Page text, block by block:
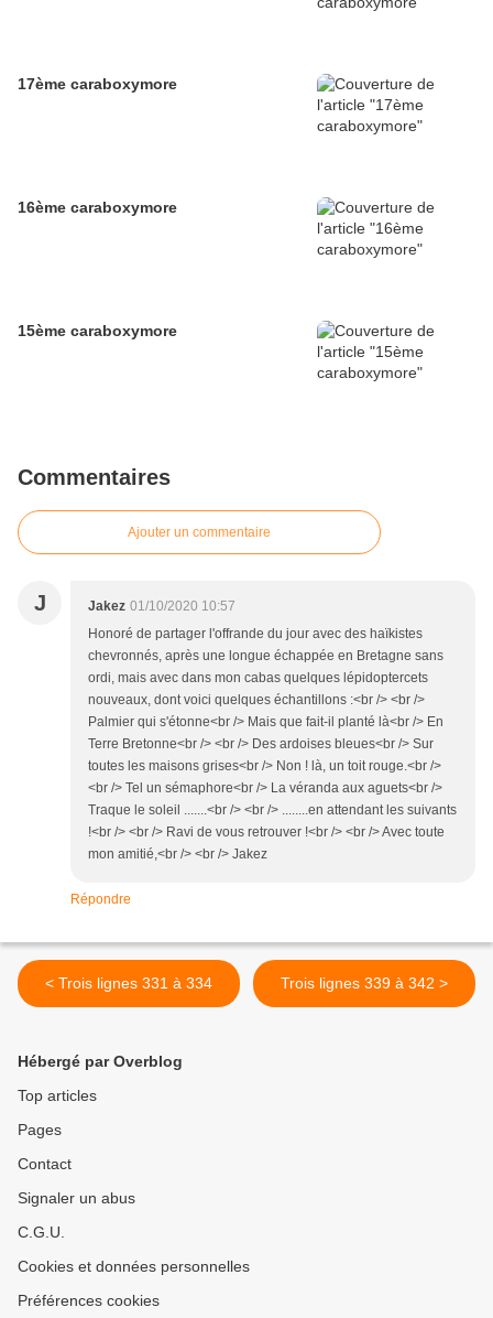
17ème caraboxymore
16ème caraboxymore
15ème caraboxymore
Commentaires
Ajouter un commentaire
J Jakez 01/10/2020 10:57
Honoré de partager l'offrande du jour avec des haïkistes
chevronnés, après une longue échappée en Bretagne sans
ordi, mais avec dans mon cabas quelques lépidoptercets
nouveaux, dont voici quelques échantillons :<br /> <br />
Palmier qui s'étonne<br /> Mais que fait-il planté là<br /> En
Terre Bretonne<br /> <br /> Des ardoises bleues<br /> Sur
toutes les maisons grises<br /> Non ! là, un toit rouge.<br />
<br /> Tel un sémaphore<br /> La véranda aux aguets<br />
Traque le soleil .......<br /> <br /> ........en attendant les suivants
!<br /> <br /> Ravi de vous retrouver !<br /> <br /> Avec toute
mon amitié,<br /> <br /> Jakez
Répondre
< Trois lignes 331 à 334 Trois lignes 339 à 342 >
Hébergé par Overblog
Top articles
Pages
Contact
Signaler un abus
C.G.U.
Cookies et données personnelles
Préférences cookies